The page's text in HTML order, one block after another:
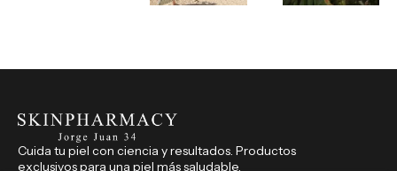
Cuida tu piel con ciencia y resultados. Productos
exclusivos para una piel más saludable.